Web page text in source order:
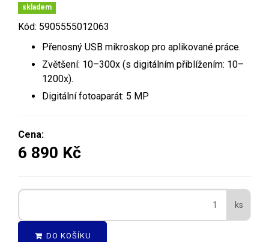
skladem
Kód: 5905555012063
Přenosný USB mikroskop pro aplikované práce.
Zvětšení: 10–300x (s digitálním přiblížením: 10–
1200x).
Digitální fotoaparát: 5 MP
Cena:
6 890 Kč
ks
DO KOŠÍKU